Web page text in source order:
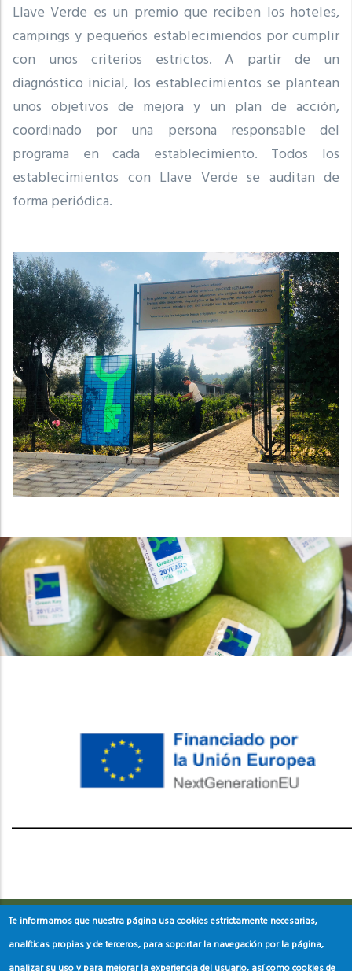
Llave Verde es un premio que reciben los hoteles,
campings y pequeños establecimiendos por cumplir
con unos criterios estrictos.A partir de un
diagnóstico inicial, los establecimientos se plantean
unos objetivos de mejora y un plan de acción,
coordinado por una persona responsable del
programa en cada establecimiento. Todos los
establecimientos con Llave Verde se auditan de
forma periódica.
레딧 다운로드coloring pages printableinstagram reels
Te informamos que nuestra página usa cookies estrictamente necesarias,
analíticas propias y de terceros, para soportar la navegación por la página,